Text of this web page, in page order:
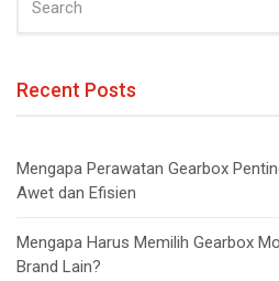
FOR:
Recent Posts
Mengapa Perawatan Gearbox
Awet dan Efisien
Mengapa Harus Memilih Gearbox
Brand Lain?